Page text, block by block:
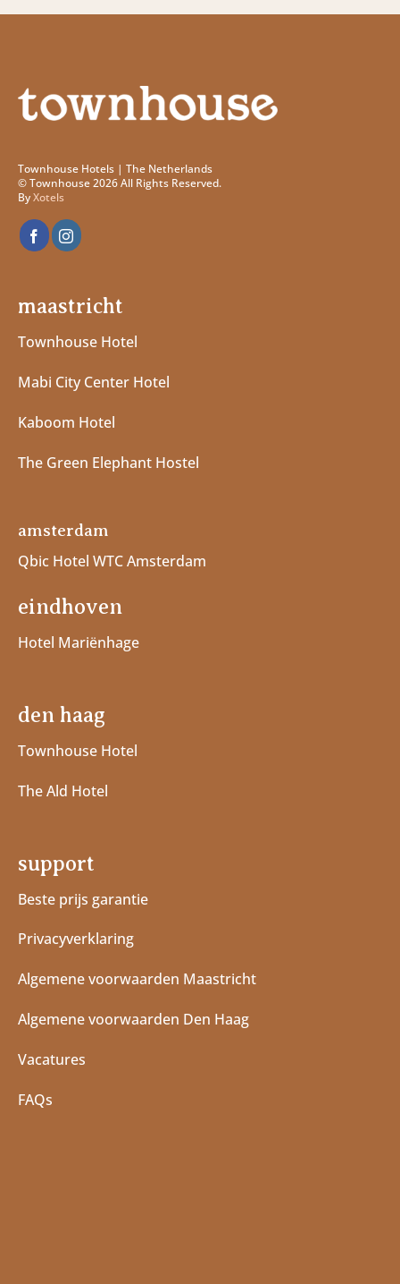
Townhouse Hotels | The Netherlands
© Townhouse 2026 All Rights Reserved.
ByXotels
maastricht
Townhouse Hotel
Mabi City Center Hotel
Kaboom Hotel
The Green Elephant Hostel
amsterdam
Qbic Hotel WTC Amsterdam
eindhoven
Hotel Mariënhage
den haag
Townhouse Hotel
The Ald Hotel
support
Beste prijs garantie
Privacyverklaring
Algemene voorwaarden Maastricht
Algemene voorwaarden Den Haag
Vacatures
FAQs